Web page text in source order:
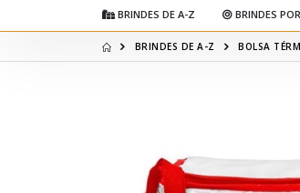
BRINDES DE A-Z BRINDES
BRINDES DE A-Z BOLSA